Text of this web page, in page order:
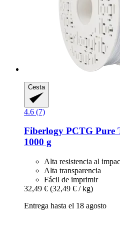
Cesta
4.6 (7)
Fiberlogy PCTG Pure
1000 g
Alta resistencia al
Alta transparencia
Fácil de imprimir
32,49 € (32,49 € / kg)
Entrega hasta el 18 agosto